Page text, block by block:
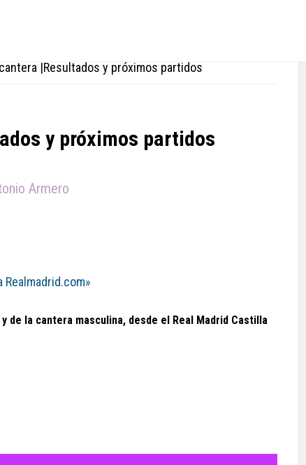
|Resultados y próximos partidos
y próximos partidos
Armero
Realmadrid.com»
de la cantera masculina, desde el Real Madrid Castilla